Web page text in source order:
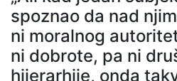
spoznao da nad
ni moralnog
ni dobrote, pa ni
hijerarhije, onda